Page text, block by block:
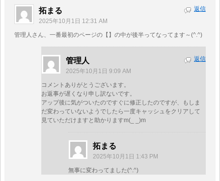
拓まる
2025年10月1日 12:31 AM
管理人さん、一番最初のページの【】の中が後半ってなってます～(^.^)
返信
管理人
2025年10月1日 9:09 AM
コメントありがとうございます。
お返事が遅くなり申し訳ないです。
アップ後に気がついたのですぐに修正したのですが、もしま
だ変わっていないようでしたら一度キャッシュをクリアして
見ていただけますと助かりますm(_ _)m
返信
拓まる
2025年10月1日 1:43 PM
無事に変わってました(^.^)